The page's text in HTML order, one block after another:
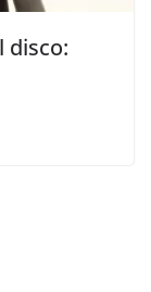
disco: